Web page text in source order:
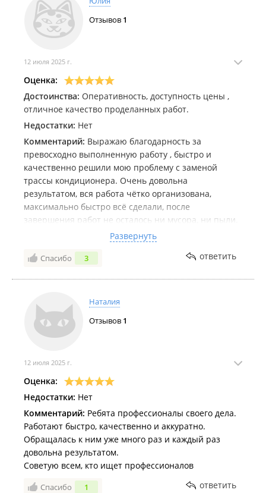
Отзывов 1
12 июля 2025 г.
Оценка:
Достоинства: Оперативность, доступность цены ,
отличное качество проделанных работ.
Недостатки: Нет
Комментарий: Выражаю благодарность за
превосходно выполненную работу , быстро и
качественно решили мою проблему с заменой
трассы кондиционера. Очень довольна
результатом, вся работа чётко организована,
максимально быстро всё сделали, после
завершения работ не осталось ни мусора, ни пыли.
Предоставили максимальный срок гарантии на
проделанную работу. Буду всём рекомендовать
мастеров . Спасибо огромное!!!
Развернуть
Спасибо 3 ответить
Наталия
Отзывов 1
12 июля 2025 г.
Оценка:
Недостатки: Нет
Комментарий: Ребята профессионалы своего дела.
Работают быстро, качественно и аккуратно.
Обращалась к ним уже много раз и каждый раз
довольна результатом.
Советую всем, кто ищет профессионалов
Спасибо 1 ответить